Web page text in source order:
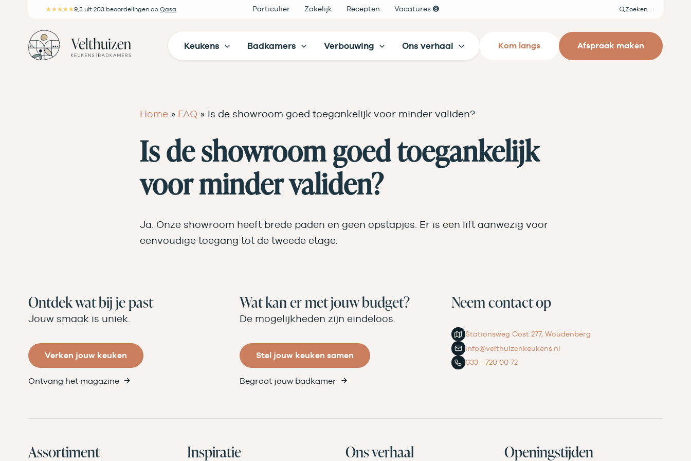
inhoud
★★★★★9,5 uit 203 beoordelingen op Qasa Particulier Zakelijk Recepten Vacatures ➑ Zoeken
Keukens Badkamers Verbouwing Ons verhaal Kom langs Afspraak maken
Home FAQ Is de showroom goed toegankelijk voor minder validen?
Is de showroom goed toegankelijk
voor minder validen?
Ja. Onze showroom heeft brede paden en geen opstapjes. Er is een lift aanwezig voor
eenvoudige toegang tot de tweede etage.
Ontdek wat bij je past
Jouw smaak is uniek.
Verken jouw keuken
Ontvang het magazine
Wat kan er met jouw budget?
De mogelijkheden zijn eindeloos.
Stel jouw keuken samen
Begroot jouw badkamer
Neem contact op
Stationsweg Oost 277, Woudenberg
info@velthuizenkeukens.nl
033 - 720 00 72
Assortiment Inspiratie Ons verhaal Openingstijden